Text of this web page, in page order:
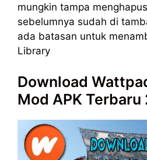
mungkin tampa
sebelumnya sudah di
ada batasan untuk
Library
Download
Mod APK Terbaru